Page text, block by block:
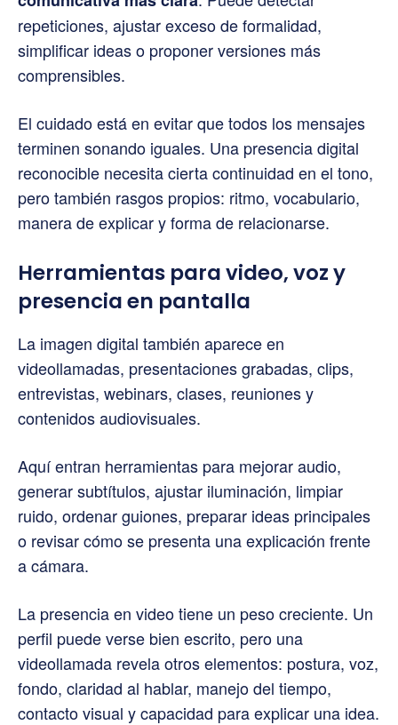
repeticiones, ajustar exceso de formalidad,
simplificar ideas o proponer versiones más
comprensibles.
El cuidado está en evitar que todos los mensajes
terminen sonando iguales. Una presencia digital
reconocible necesita cierta continuidad en el tono,
pero también rasgos propios: ritmo, vocabulario,
manera de explicar y forma de relacionarse.
Herramientas para video, voz y
presencia en pantalla
La imagen digital también aparece en
videollamadas, presentaciones grabadas, clips,
entrevistas, webinars, clases, reuniones y
contenidos audiovisuales.
Aquí entran herramientas para mejorar audio,
generar subtítulos, ajustar iluminación, limpiar
ruido, ordenar guiones, preparar ideas principales
o revisar cómo se presenta una explicación frente
a cámara.
La presencia en video tiene un peso creciente. Un
perfil puede verse bien escrito, pero una
videollamada revela otros elementos: postura, voz,
fondo, claridad al hablar, manejo del tiempo,
contacto visual y capacidad para explicar una idea.